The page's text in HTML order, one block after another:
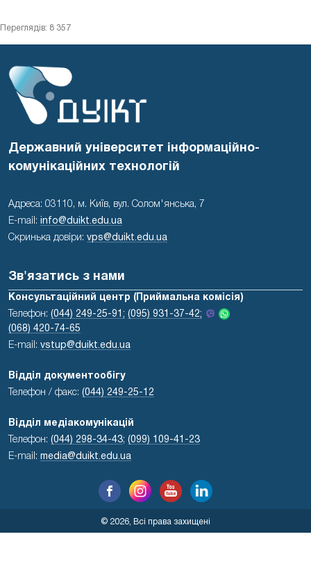
Переглядів: 8 357
Державний університет інформаційно-
комунікаційних технологій
Адреса: 03110, м. Київ, вул. Солом'янська, 7
E-mail: info@duikt.edu.ua
Скринька довіри: vps@duikt.edu.ua
Зв'язатись з нами
Консультаційний центр (Приймальна комісія)
Телефон: (044) 249-25-91; (095) 931-37-42;
(068) 420-74-65
E-mail: vstup@duikt.edu.ua
Відділ документообігу
Телефон / факс: (044) 249-25-12
Відділ медіакомунікацій
Телефон: (044) 298-34-43; (099) 109-41-23
E-mail: media@duikt.edu.ua
© 2026, Всі права захищені